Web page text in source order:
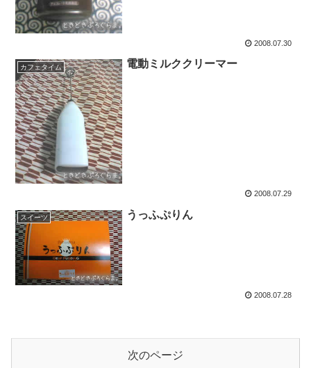
2008.07.30
カフェタイム 電動ミルククリーマー
2008.07.29
スイーツ うっふぷりん
2008.07.28
次のページ